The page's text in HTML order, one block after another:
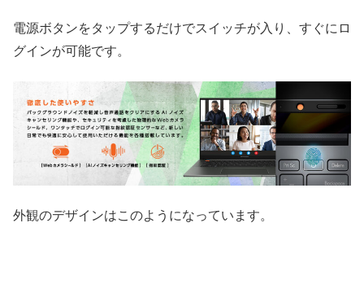
電源ボタンをタップするだけでスイッチが入り、すぐにロ
グインが可能です。
外観のデザインはこのようになっています。